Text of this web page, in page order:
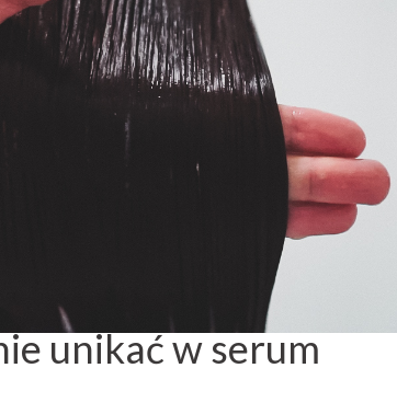
unikać w serum